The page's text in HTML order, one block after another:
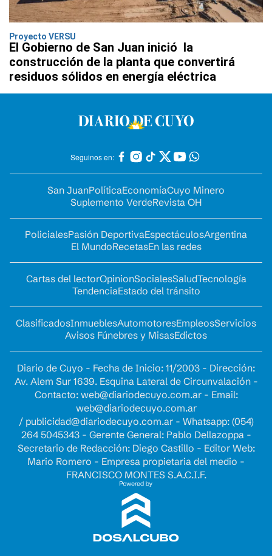
Proyecto VERSU
El Gobierno de San Juan inició la
construcción de la planta que convertirá
residuos sólidos en energía eléctrica
Seguinos en:
San JuanPolíticaEconomíaCuyo Minero
Suplemento VerdeRevista OH
PolicialesPasión DeportivaEspectáculosArgentina
El MundoRecetasEn las redes
Cartas del lectorOpinionSocialesSaludTecnología
TendenciaEstado del tránsito
ClasificadosInmueblesAutomotoresEmpleosServicios
Avisos Fúnebres y MisasEdictos
Diario de Cuyo - Fecha de Inicio: 11/2003 - Dirección:
Av. Alem Sur 1639. Esquina Lateral de Circunvalación -
Contacto: web@diariodecuyo.com.ar- Email:
web@diariodecuyo.com.ar
/ publicidad@diariodecuyo.com.ar- Whatsapp: (054)
264 5045343 - Gerente General: Pablo Dellazoppa -
Secretario de Redacción: Diego Castillo - Editor Web:
Mario Romero - Empresa propietaria del medio -
FRANCISCO MONTES S.A.C.I.F.